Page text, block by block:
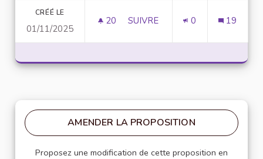
CRÉÉ LE
01/11/2025
20 20 ABONNÉS
SUIVRE 0 19
AMENDER LA PROPOSITION
Proposez une modification de cette proposition en